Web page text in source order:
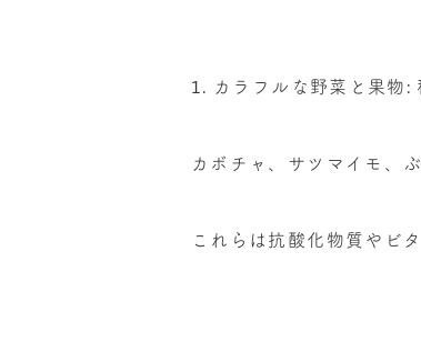
1. カラフルな野菜と果物:
カボチャ、サツマイモ、
これらは抗酸化物質やビ